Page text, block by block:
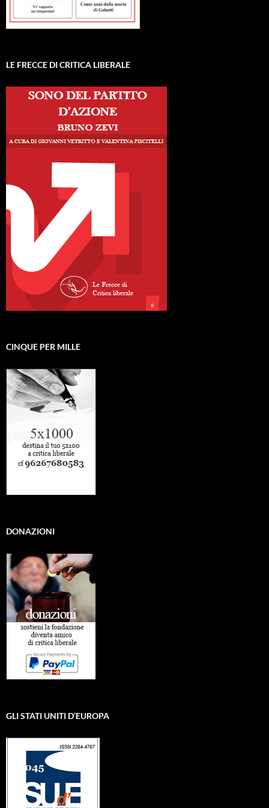
LE FRECCE DI CRITICA LIBERALE
CINQUE PER MILLE
DONAZIONI
GLI STATI UNITI D’EUROPA